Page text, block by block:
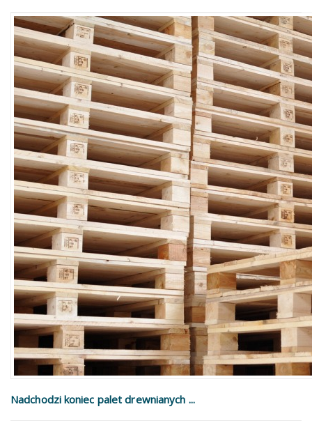
Nadchodzi koniec palet drewnianych ...